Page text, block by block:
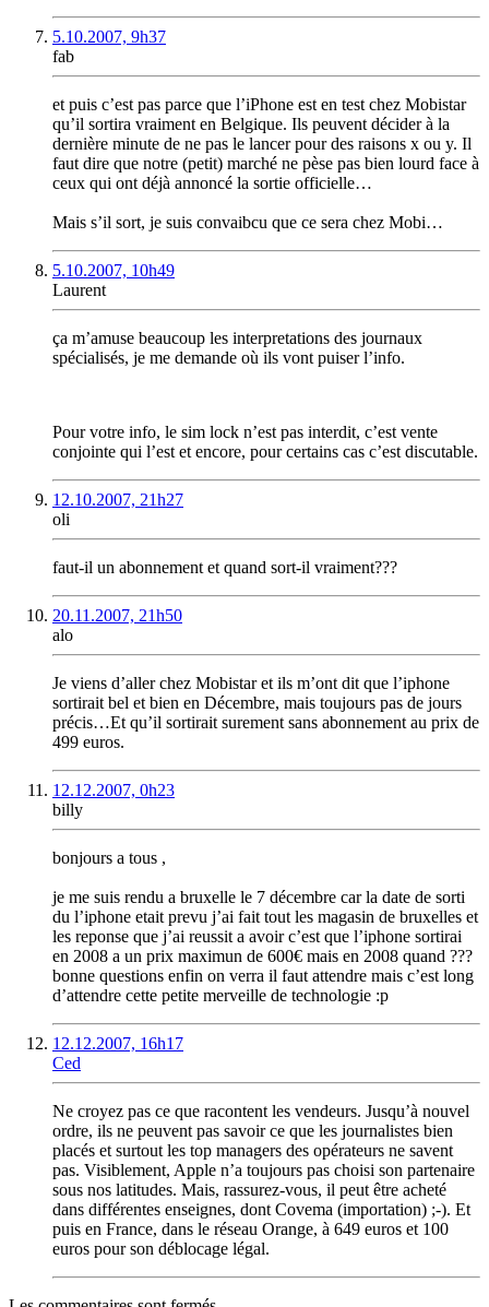
5.10.2007, 9h37
fab
et puis c’est pas parce que l’iPhone est en test chez Mobistar
qu’il sortira vraiment en Belgique. Ils peuvent décider à la
dernière minute de ne pas le lancer pour des raisons x ou y. Il
faut dire que notre (petit) marché ne pèse pas bien lourd face à
ceux qui ont déjà annoncé la sortie officielle…
Mais s’il sort, je suis convaibcu que ce sera chez Mobi…
5.10.2007, 10h49
Laurent
ça m’amuse beaucoup les interpretations des journaux
spécialisés, je me demande où ils vont puiser l’info.
Pour votre info, le sim lock n’est pas interdit, c’est vente
conjointe qui l’est et encore, pour certains cas c’est discutable.
12.10.2007, 21h27
oli
faut-il un abonnement et quand sort-il vraiment???
20.11.2007, 21h50
alo
Je viens d’aller chez Mobistar et ils m’ont dit que l’iphone
sortirait bel et bien en Décembre, mais toujours pas de jours
précis…Et qu’il sortirait surement sans abonnement au prix de
499 euros.
12.12.2007, 0h23
billy
bonjours a tous ,
je me suis rendu a bruxelle le 7 décembre car la date de sorti
du l’iphone etait prevu j’ai fait tout les magasin de bruxelles et
les reponse que j’ai reussit a avoir c’est que l’iphone sortirai
en 2008 a un prix maximun de 600€ mais en 2008 quand ???
bonne questions enfin on verra il faut attendre mais c’est long
d’attendre cette petite merveille de technologie :p
12.12.2007, 16h17
Ced
Ne croyez pas ce que racontent les vendeurs. Jusqu’à nouvel
ordre, ils ne peuvent pas savoir ce que les journalistes bien
placés et surtout les top managers des opérateurs ne savent
pas. Visiblement, Apple n’a toujours pas choisi son partenaire
sous nos latitudes. Mais, rassurez-vous, il peut être acheté
dans différentes enseignes, dont Covema (importation) ;-). Et
puis en France, dans le réseau Orange, à 649 euros et 100
euros pour son déblocage légal.